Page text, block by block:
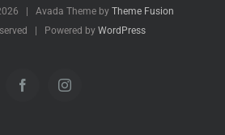
| Avada Theme by Theme Fusion
| Powered by WordPress
FacebookInstagram